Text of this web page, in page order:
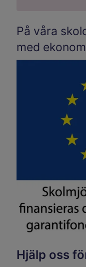
På våra
med
Hjälp oss